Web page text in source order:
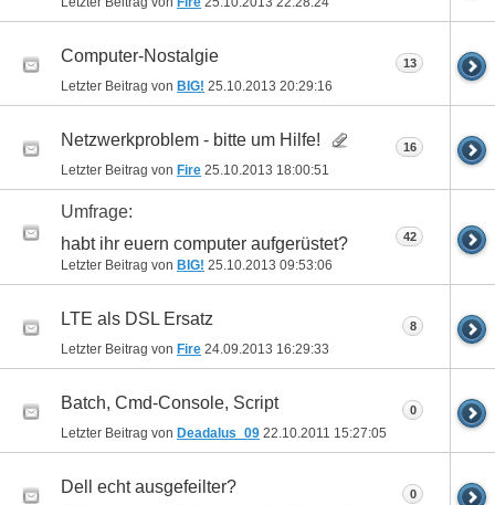
Computer-Nostalgie
Letzter Beitrag von BIG! 25.10.2013 20:29:16
13
Netzwerkproblem - bitte um Hilfe!
Letzter Beitrag von Fire 25.10.2013 18:00:51
16
Umfrage:
habt ihr euern computer aufgerüstet?
Letzter Beitrag von BIG! 25.10.2013 09:53:06
42
LTE als DSL Ersatz
Letzter Beitrag von Fire 24.09.2013 16:29:33
8
Batch, Cmd-Console, Script
Letzter Beitrag von Deadalus_09 22.10.2011 15:27:05
0
Dell echt ausgefeilter? 0